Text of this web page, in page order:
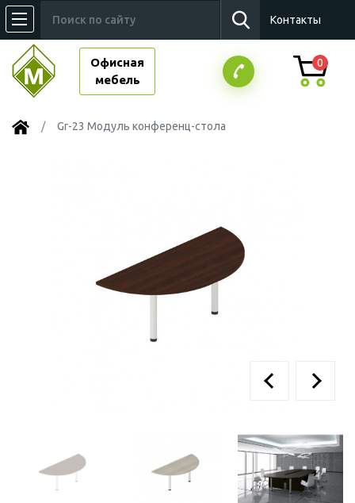
Контакты
Офисная
мебель
0
Gr-23 Модуль конференц-стола